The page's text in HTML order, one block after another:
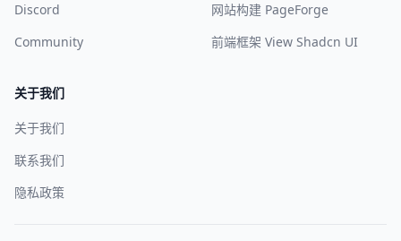
Discord
Community
网站构建 PageForge
前端框架 View Shadcn UI
关于我们
关于我们
联系我们
隐私政策